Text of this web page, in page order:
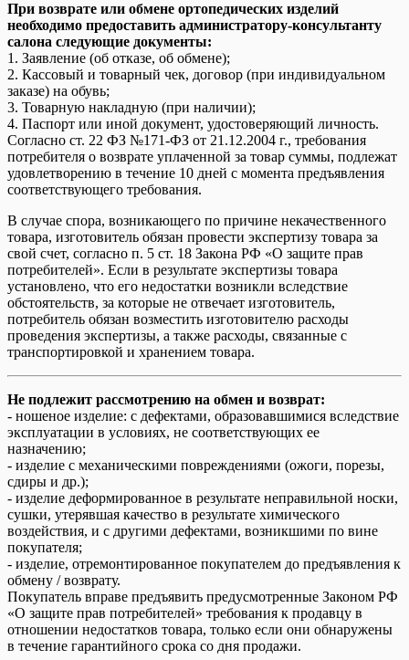
При возврате или обмене ортопедических изделий
необходимо предоставить администратору-консультанту
салона следующие документы:
1. Заявление (об отказе, об обмене);
2. Кассовый и товарный чек, договор (при индивидуальном
заказе) на обувь;
3. Товарную накладную (при наличии);
4. Паспорт или иной документ, удостоверяющий личность.
Согласно ст. 22 ФЗ №171-ФЗ от 21.12.2004 г., требования
потребителя о возврате уплаченной за товар суммы, подлежат
удовлетворению в течение 10 дней с момента предъявления
соответствующего требования.
В случае спора, возникающего по причине некачественного
товара, изготовитель обязан провести экспертизу товара за
свой счет, согласно п. 5 ст. 18 Закона РФ «О защите прав
потребителей». Если в результате экспертизы товара
установлено, что его недостатки возникли вследствие
обстоятельств, за которые не отвечает изготовитель,
потребитель обязан возместить изготовителю расходы
проведения экспертизы, а также расходы, связанные с
транспортировкой и хранением товара.
Не подлежит рассмотрению на обмен и возврат:
- ношеное изделие: с дефектами, образовавшимися вследствие
эксплуатации в условиях, не соответствующих ее
назначению;
- изделие с механическими повреждениями (ожоги, порезы,
сдиры и др.);
- изделие деформированное в результате неправильной носки,
сушки, утерявшая качество в результате химического
воздействия, и с другими дефектами, возникшими по вине
покупателя;
- изделие, отремонтированное покупателем до предъявления к
обмену / возврату.
Покупатель вправе предъявить предусмотренные Законом РФ
«О защите прав потребителей» требования к продавцу в
отношении недостатков товара, только если они обнаружены
в течение гарантийного срока со дня продажи.